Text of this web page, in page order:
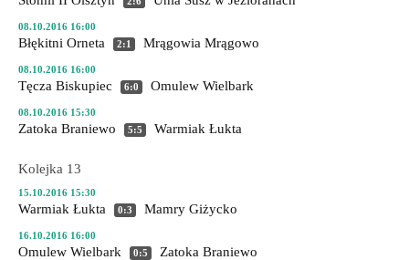
08.10.2016 16:00
Błękitni Orneta 2:1 Mrągowia Mrągowo
08.10.2016 16:00
Tęcza Biskupiec 6:0 Omulew Wielbark
08.10.2016 15:30
Zatoka Braniewo 5:5 Warmiak Łukta
Kolejka 13
15.10.2016 15:30
Warmiak Łukta 0:3 Mamry Giżycko
16.10.2016 16:00
Omulew Wielbark 0:5 Zatoka Braniewo